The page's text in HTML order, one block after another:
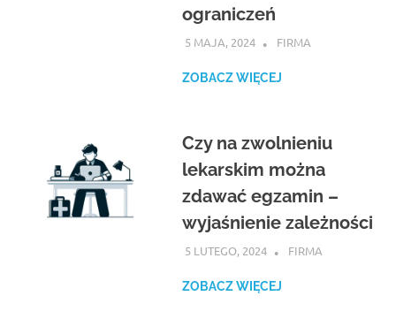
ograniczeń
5 MAJA, 2024 ATROX
FIRMA
ZOBACZ WIĘCEJ
Czy na zwolnieniu
lekarskim można
zdawać egzamin –
wyjaśnienie zależności
5 LUTEGO, 2024 ATROX
FIRMA
ZOBACZ WIĘCEJ